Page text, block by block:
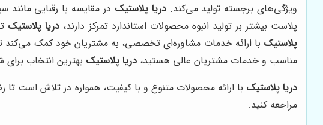
ویژگی‌های برجسته تولید می‌کند.دریا پلاستیک در مقایسه با رقبایی
پلاست بیشتر بر تولید انبوه محصولات استاندارد تمرکز دارند، دریا پلاستیک
پلاستیک با ارائه خدمات مشاوره‌ای تخصصی، به مشتریان خود کمک می‌کند تا
مناسب و خدمات مشتریان عالی هستید، دریا پلاستیک بهترین انتخاب
دریا پلاستیک با ارائه محصولات متنوع و با کیفیت، همواره در تلاش است
مراجعه کنید.